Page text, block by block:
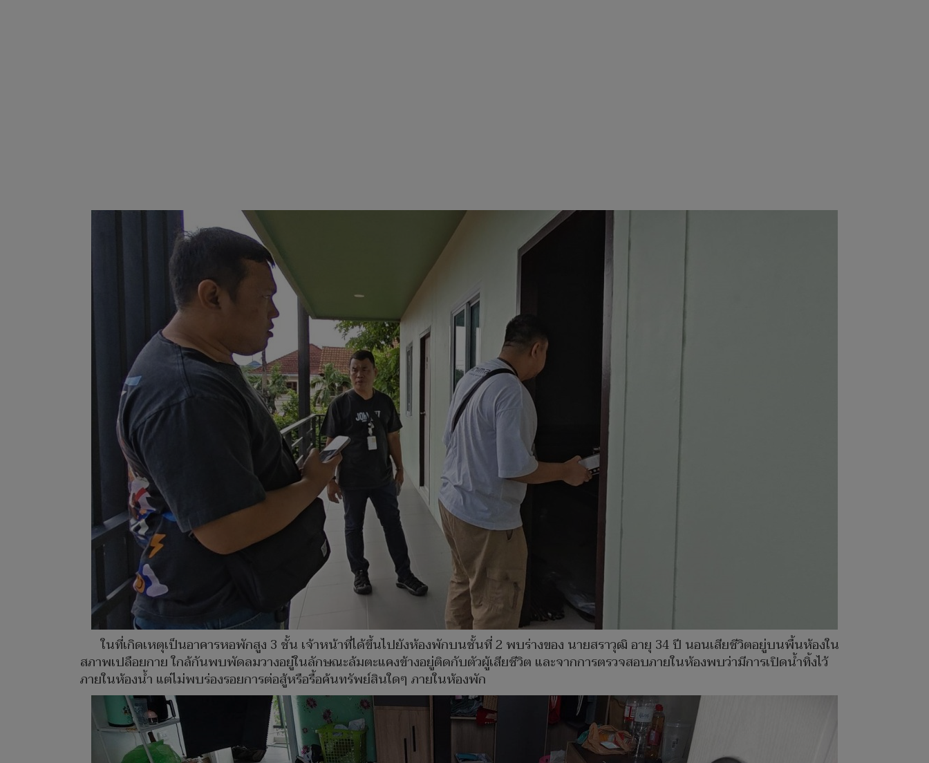
ในที่เกิดเหตุเป็นอาคารหอพักสูง 3 ชั้น เจ้าหน้าที่ได้ขึ้นไปยังห้องพักบนชั้นที่ 2 พบร่างของ นายสราวุฒิ อายุ 34 ปี นอนเสียชีวิตอยู่บนพื้นห้องใน
สภาพเปลือยกาย ใกล้กันพบพัดลมวางอยู่ในลักษณะล้มตะแคงข้างอยู่ติดกับตัวผู้เสียชีวิต และจากการตรวจสอบภายในห้องพบว่ามีการเปิดน้ำทิ้งไว้
ภายในห้องน้ำ แต่ไม่พบร่องรอยการต่อสู้หรือรื้อค้นทรัพย์สินใดๆ ภายในห้องพัก